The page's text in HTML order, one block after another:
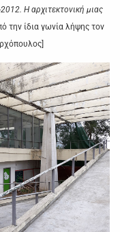
Η αρχιτεκτονική μιας
την ίδια γωνία λήψης τον